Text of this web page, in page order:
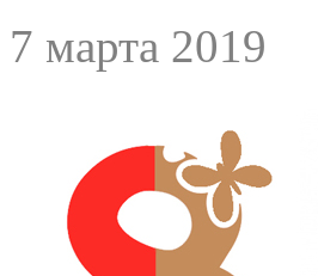
7 марта 2019